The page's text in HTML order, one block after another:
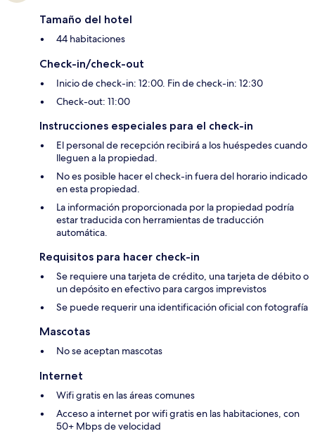
Tamaño del hotel
44 habitaciones
Check-in/check-out
Inicio de check-in: 12:00. Fin de check-in: 12:30
Check-out: 11:00
Instrucciones especiales para el check-in
El personal de recepción recibirá a los huéspedes cuando
lleguen a la propiedad.
No es posible hacer el check-in fuera del horario indicado
en esta propiedad.
La información proporcionada por la propiedad podría
estar traducida con herramientas de traducción
automática.
Requisitos para hacer check-in
Se requiere una tarjeta de crédito, una tarjeta de débito o
un depósito en efectivo para cargos imprevistos
Se puede requerir una identificación oficial con fotografía
Mascotas
No se aceptan mascotas
Internet
Wifi gratis en las áreas comunes
Acceso a internet por wifi gratis en las habitaciones, con
50+ Mbps de velocidad